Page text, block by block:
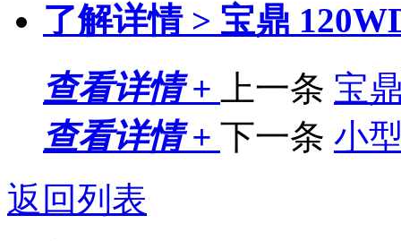
了解详情 > 宝鼎
查看详情 +
上一条 宝
查看详情 + 下一条 小
返回列表